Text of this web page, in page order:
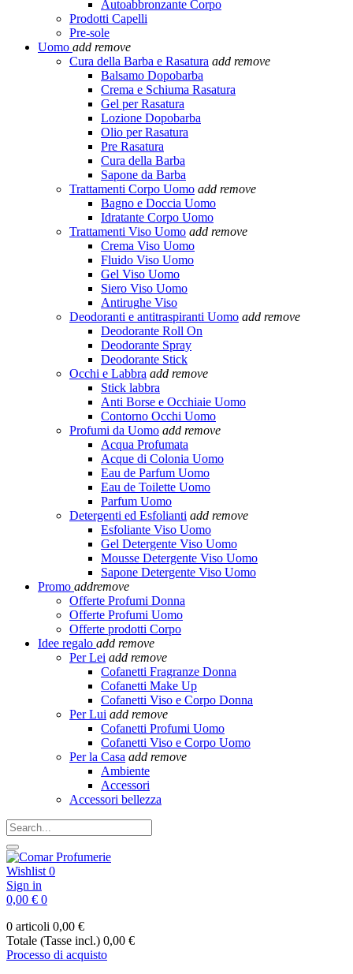
Autoabbronzante Corpo
Prodotti Capelli
Pre-sole
Uomo add remove
Cura della Barba e Rasatura add remove
Balsamo Dopobarba
Crema e Schiuma Rasatura
Gel per Rasatura
Lozione Dopobarba
Olio per Rasatura
Pre Rasatura
Cura della Barba
Sapone da Barba
Trattamenti Corpo Uomo add remove
Bagno e Doccia Uomo
Idratante Corpo Uomo
Trattamenti Viso Uomo add remove
Crema Viso Uomo
Fluido Viso Uomo
Gel Viso Uomo
Siero Viso Uomo
Antirughe Viso
Deodoranti e antitraspiranti Uomo add remove
Deodorante Roll On
Deodorante Spray
Deodorante Stick
Occhi e Labbra add remove
Stick labbra
Anti Borse e Occhiaie Uomo
Contorno Occhi Uomo
Profumi da Uomo add remove
Acqua Profumata
Acque di Colonia Uomo
Eau de Parfum Uomo
Eau de Toilette Uomo
Parfum Uomo
Detergenti ed Esfolianti add remove
Esfoliante Viso Uomo
Gel Detergente Viso Uomo
Mousse Detergente Viso Uomo
Sapone Detergente Viso Uomo
Promo addremove
Offerte Profumi Donna
Offerte Profumi Uomo
Offerte prodotti Corpo
Idee regalo add remove
Per Lei add remove
Cofanetti Fragranze Donna
Cofanetti Make Up
Cofanetti Viso e Corpo Donna
Per Lui add remove
Cofanetti Profumi Uomo
Cofanetti Viso e Corpo Uomo
Per la Casa add remove
Ambiente
Accessori
Accessori bellezza
Wishlist 0
Sign in
0,00 € 0
0 articoli 0,00 €
Totale (Tasse incl.) 0,00 €
Processo di acquisto